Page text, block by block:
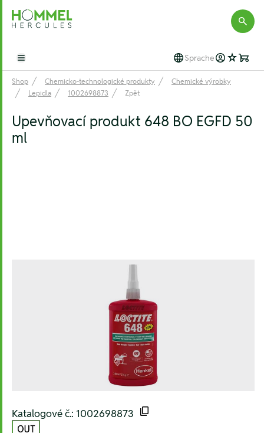
Hommel Hercules
Open main menu Sprache
Shop Chemicko-technologické produkty
Chemické výrobky
Lepidla
1002698873 Zpět
Upevňovací produkt 648 BO EGFD 50
ml
Katalogové č.: 1002698873